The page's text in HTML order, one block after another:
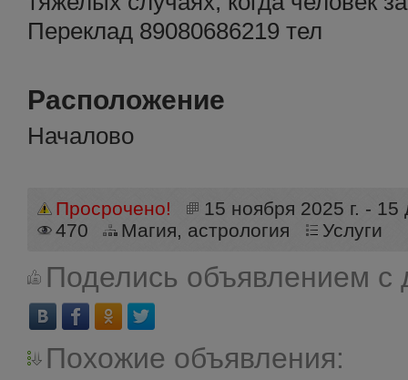
Переклад 89080686219 тел
Расположение
Началово
Просрочено!
15 ноября 2025 г. - 15
470
Магия, астрология Услуги
Поделись объявлением с
Похожие объявления: